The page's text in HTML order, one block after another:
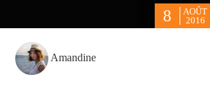
8
AOÛT
2016
Amandine